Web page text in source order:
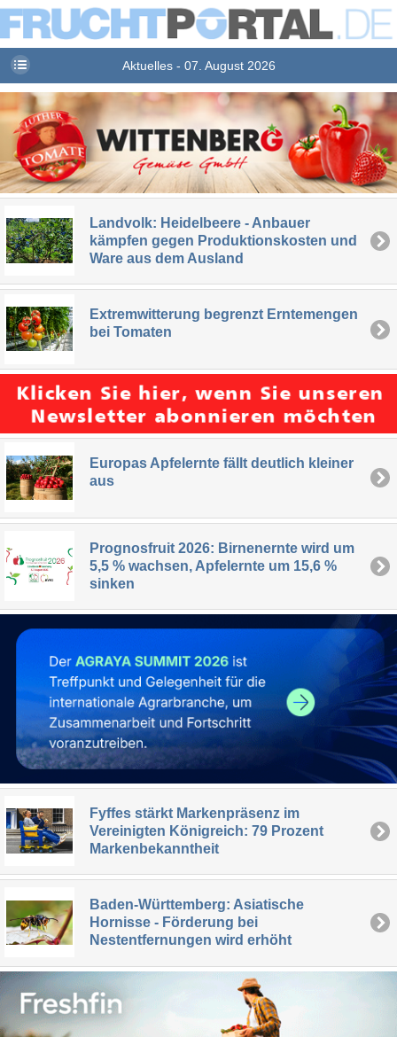
Aktuelles - 07. August 2026
Landvolk: Heidelbeere - Anbauer
kämpfen gegen Produktionskosten und
Ware aus dem Ausland
Extremwitterung begrenzt Erntemengen
bei Tomaten
Europas Apfelernte fällt deutlich kleiner
aus
Prognosfruit 2026: Birnenernte wird um
5,5 % wachsen, Apfelernte um 15,6 %
sinken
Fyffes stärkt Markenpräsenz im
Vereinigten Königreich: 79 Prozent
Markenbekanntheit
Baden-Württemberg: Asiatische
Hornisse - Förderung bei
Nestentfernungen wird erhöht